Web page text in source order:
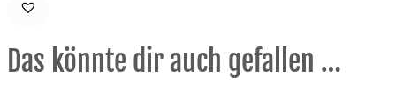
Das könnte dir auch gefallen …